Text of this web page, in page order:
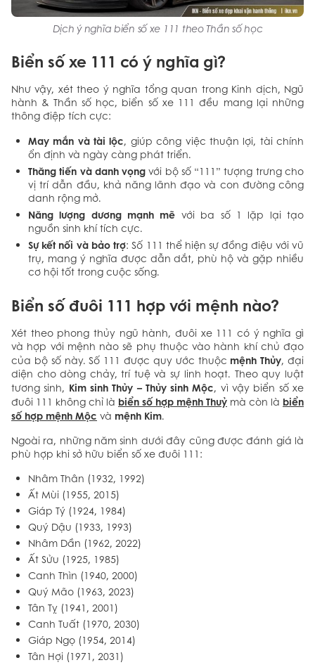
Dịch ý nghĩa biển số xe 111 theo Thần số học
Biển số xe 111 có ý nghĩa gì?
Như vậy, xét theo ý nghĩa tổng quan trong Kinh dịch, Ngũ
hành & Thần số học, biển số xe 111 đều mang lại những
thông điệp tích cực:
May mắn và tài lộc, giúp công việc thuận lợi, tài chính
ổn định và ngày càng phát triển.
Thăng tiến và danh vọng với bộ số “111” tượng trưng cho
vị trí dẫn đầu, khả năng lãnh đạo và con đường công
danh rộng mở.
Năng lượng dương mạnh mẽ với ba số 1 lặp lại tạo
nguồn sinh khí tích cực.
Sự kết nối và bảo trợ: Số 111 thể hiện sự đồng điệu với vũ
trụ, mang ý nghĩa được dẫn dắt, phù hộ và gặp nhiều
cơ hội tốt trong cuộc sống.
Biển số đuôi 111 hợp với mệnh nào?
Xét theo phong thủy ngũ hành, đuôi xe 111 có ý nghĩa gì
và hợp với mệnh nào sẽ phụ thuộc vào hành khí chủ đạo
của bộ số này. Số 111 được quy ước thuộc mệnh Thủy, đại
diện cho dòng chảy, trí tuệ và sự linh hoạt. Theo quy luật
tương sinh, Kim sinh Thủy – Thủy sinh Mộc, vì vậy biển số xe
đuôi 111 không chỉ là biển số hợp mệnh Thuỷ mà còn là biển
số hợp mệnh Mộc và mệnh Kim.
Ngoài ra, những năm sinh dưới đây cũng được đánh giá là
phù hợp khi sở hữu biển số xe đuôi 111:
Nhâm Thân (1932, 1992)
Ất Mùi (1955, 2015)
Giáp Tý (1924, 1984)
Quý Dậu (1933, 1993)
Nhâm Dần (1962, 2022)
Ất Sửu (1925, 1985)
Canh Thìn (1940, 2000)
Quý Mão (1963, 2023)
Tân Tỵ (1941, 2001)
Canh Tuất (1970, 2030)
Giáp Ngọ (1954, 2014)
Tân Hợi (1971, 2031)